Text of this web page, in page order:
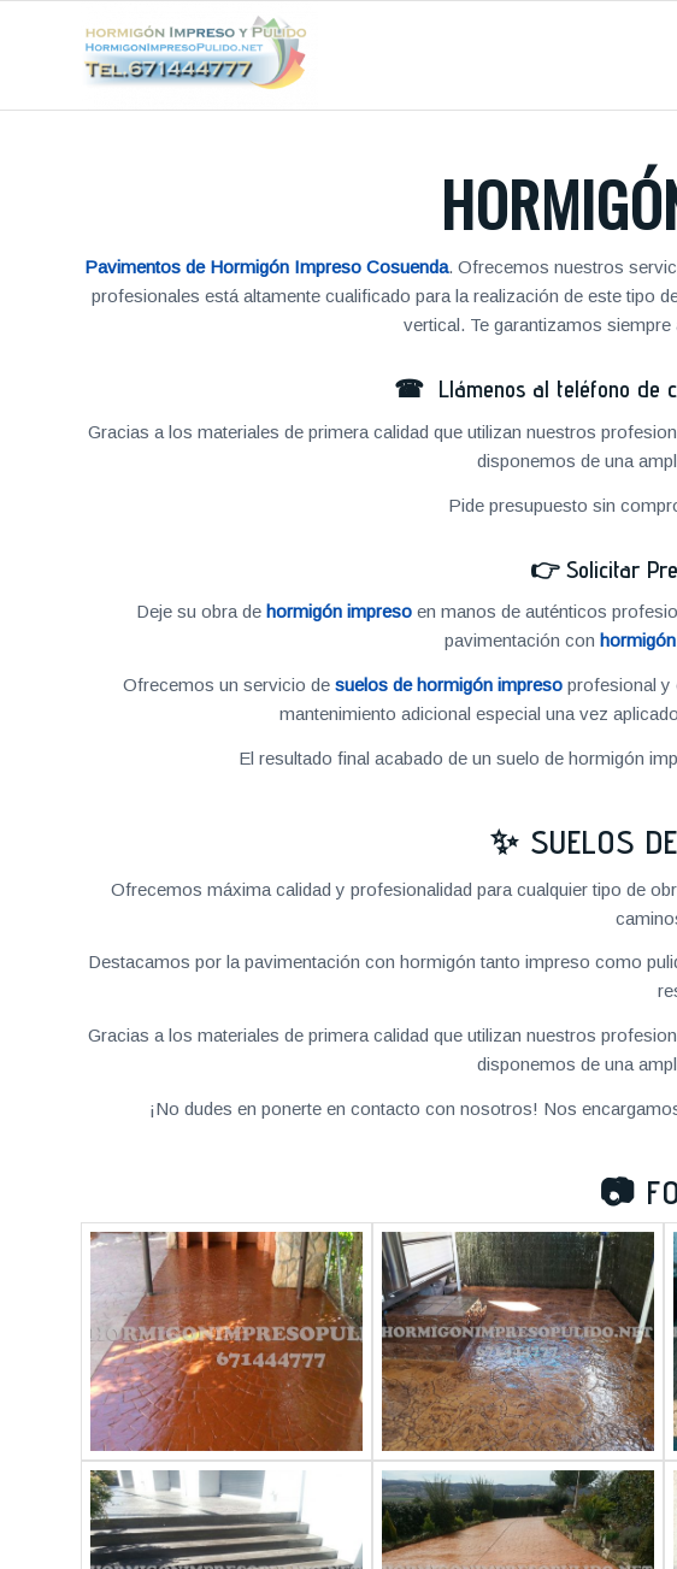
Pavimentos de Hormigón Impreso Cosuenda. Ofrecemos nuestros
profesionales está altamente cualificado para la realización de este tipo
vertical. Te garantizamos
☎ Llámenos al teléfono de
Gracias a los materiales de primera calidad que utilizan nuestros
disponemos de una
Pide presupuesto sin
👉 Solicitar
Deje su obra de hormigón impresoen manos de auténticos
pavimentación con
Ofrecemos un servicio de suelos de hormigón impresoprofesional y
mantenimiento adicional especial una vez
El resultado final acabado de un suelo de hormigón
✨ SUELOS
Ofrecemos máxima calidad y profesionalidad para cualquier tipo de
Destacamos por la pavimentación con hormigón tanto impreso como
Gracias a los materiales de primera calidad que utilizan nuestros
disponemos de una
¡No dudes en ponerte en contacto con nosotros! Nos
📷